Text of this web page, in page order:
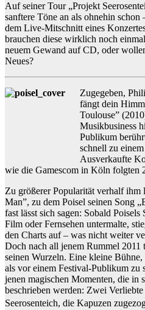
Auf seiner Tour „Projekt
sanftere Töne an als ohnehin schon
dem Live-Mitschnitt eines
brauchen diese wirklich noch
neuem Gewand auf CD, oder
Neues?
Zugegeben,
fängt dein
Toulouse”
Musikbusiness
Publikum
schnell zu
Ausverkaufte
wie die Gamescom in Köln folgten
Zu größerer Popularität verhalf ihm
Man”, zu dem Poisel seinen Song
fast lässt sich sagen: Sobald
Film oder Fernsehen untermalte,
den Charts auf – was nicht weiter
Doch nach all jenem Rummel
seinen Wurzeln. Eine kleine
als vor einem Festival-Publikum zu
jenen magischen Momenten, die in
beschrieben werden: Zwei
Seerosenteich, die Kapuzen